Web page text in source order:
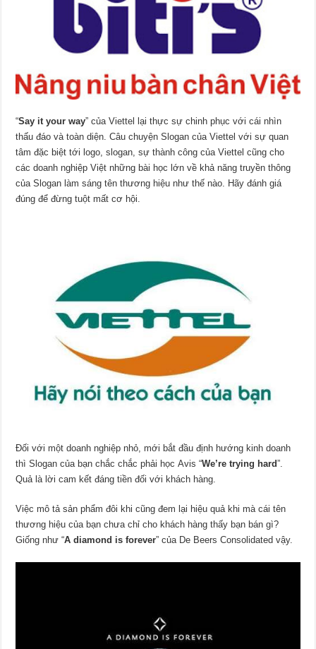
“Say it your way” của Viettel lại thực sự chinh phục với cái nhìn
thấu đáo và toàn diện. Câu chuyện Slogan của Viettel với sự quan
tâm đặc biệt tới logo, slogan, sự thành công của Viettel cũng cho
các doanh nghiệp Việt những bài học lớn về khả năng truyền thông
của Slogan làm sáng tên thương hiệu như thế nào. Hãy đánh giá
đúng để đừng tuột mất cơ hội.
Đối với một doanh nghiệp nhỏ, mới bắt đầu định hướng kinh doanh
thì Slogan của bạn chắc chắc phải học Avis “We’re trying hard”.
Quả là lời cam kết đáng tiền đối với khách hàng.
Việc mô tả sản phẩm đôi khi cũng đem lại hiệu quả khi mà cái tên
thương hiệu của bạn chưa chỉ cho khách hàng thấy bạn bán gì?
Giống như “A diamond is forever” của De Beers Consolidated vậy.